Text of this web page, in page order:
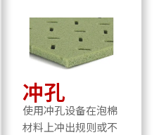
冲孔
使用冲孔设备在泡棉
材料上冲出规则或不